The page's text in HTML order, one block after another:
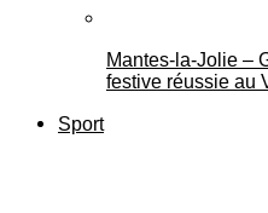
Mantes-la-Jolie –
festive réussie au
Sport